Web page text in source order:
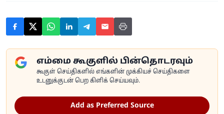
எம்மை கூகுளில் பின்தொடரவும்
கூகுள் செய்திகளில் எங்களின் முக்கியச் செய்திகளை
உடனுக்குடன் பெற கிளிக் செய்யவும்.
Add as Preferred Source